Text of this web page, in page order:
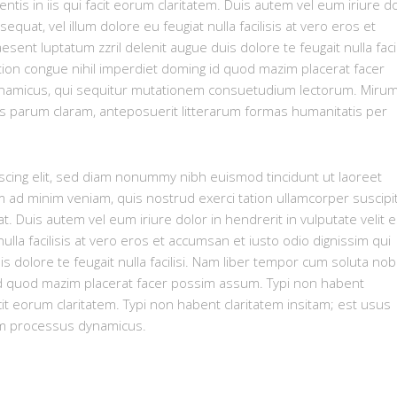
in iis qui facit eorum claritatem. Duis autem vel eum iriure
vel illum dolore eu feugiat nulla facilisis at vero eros et
luptatum zzril delenit augue duis dolore te feugait nulla
congue nihil imperdiet doming id quod mazim placerat facer
qui sequitur mutationem consuetudium lectorum.
parum claram, anteposuerit litterarum formas humanitatis per
elit, sed diam nonummy nibh euismod tincidunt ut laoreet
ad minim veniam, quis nostrud exerci tation ullamcorper
Duis autem vel eum iriure dolor in hendrerit in vulputate velit
facilisis at vero eros et accumsan et iusto odio dignissim qui
dolore te feugait nulla facilisi. Nam liber tempor cum soluta
mazim placerat facer possim assum. Typi non habent
eorum claritatem. Typi non habent claritatem insitam; est usus
processus dynamicus.